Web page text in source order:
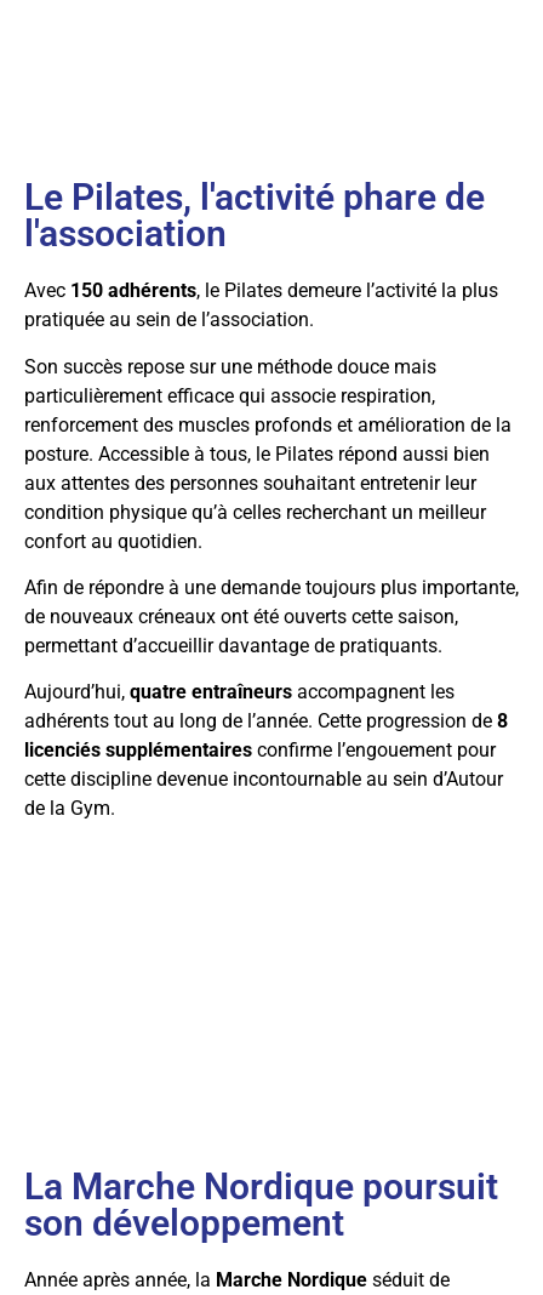
Le Pilates, l'activité phare de
l'association
Avec 150 adhérents, le Pilates demeure l’activité la plus
pratiquée au sein de l’association.
Son succès repose sur une méthode douce mais
particulièrement efficace qui associe respiration,
renforcement des muscles profonds et amélioration de la
posture. Accessible à tous, le Pilates répond aussi bien
aux attentes des personnes souhaitant entretenir leur
condition physique qu’à celles recherchant un meilleur
confort au quotidien.
Afin de répondre à une demande toujours plus importante,
de nouveaux créneaux ont été ouverts cette saison,
permettant d’accueillir davantage de pratiquants.
Aujourd’hui, quatre entraîneurs accompagnent les
adhérents tout au long de l’année. Cette progression de 8
licenciés supplémentaires confirme l’engouement pour
cette discipline devenue incontournable au sein d’Autour
de la Gym.
La Marche Nordique poursuit
son développement
Année après année, la Marche Nordique séduit de